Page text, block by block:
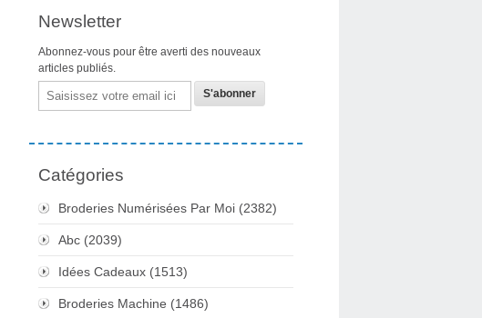
Newsletter
Abonnez-vous pour être averti des nouveaux
articles publiés.
Email
Catégories
Broderies Numérisées Par Moi (2382)
Abc (2039)
Idées Cadeaux (1513)
Broderies Machine (1486)